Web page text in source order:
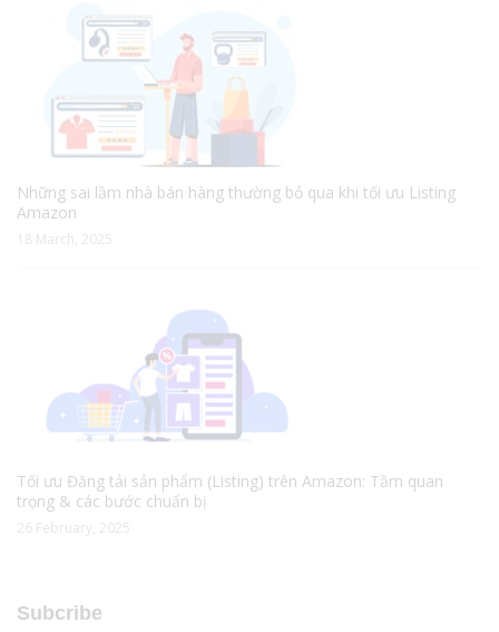
Những sai lầm nhà bán hàng thường bỏ qua khi tối ưu Listing
Amazon
18 March, 2025
Tối ưu Đăng tải sản phẩm (Listing) trên Amazon: Tầm quan
trọng & các bước chuẩn bị
26 February, 2025
Subcribe